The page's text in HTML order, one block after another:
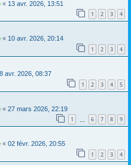
« 13 avr. 2026, 13:51
1 2 3 4
« 10 avr. 2026, 20:14
1 2 3 4
avr. 2026, 08:37
1 2 3 4 5
« 27 mars 2026, 22:19
1 6 7 8 9
« 02 févr. 2026, 20:55
1 2 3 4